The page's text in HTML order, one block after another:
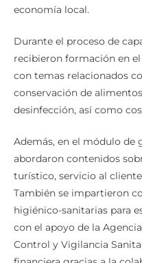
economía local.
Durante el proceso de
recibieron formación en
con temas relacionados
conservación de
desinfección, así como
Además, en el módulo de
abordaron contenidos
turístico, servicio al
También se impartieron
higiénico-sanitarias para
con el apoyo de la
Control y Vigilancia